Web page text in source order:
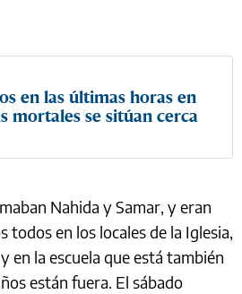
en las últimas horas en
mortales se sitúan cerca
Nahida y Samar, y eran
todos en los locales de la Iglesia,
en la escuela que está también
están fuera. El sábado